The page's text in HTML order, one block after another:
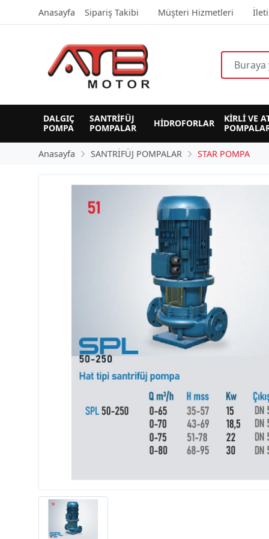
Anasayfa Sipariş Takibi Müşteri Hizmetleri
DALGIÇ
POMPA
SANTRİFÜJ
POMPALAR
HİDROFORLAR
KİRLİ VE
Anasayfa SANTRİFÜJ POMPALAR STAR POMPA